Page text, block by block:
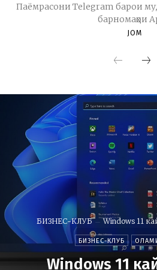
Паёмрасони Telegram барои
барномаҳои
JOM